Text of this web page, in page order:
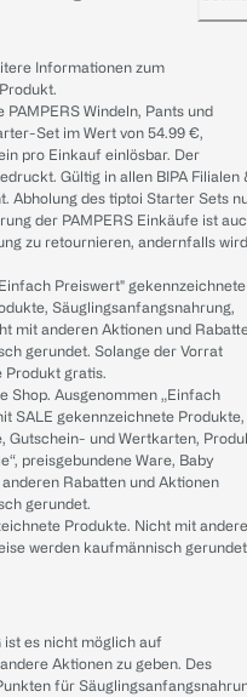
Informationen zum
Windeln, Pants und
Set im Wert von 54.99 €,
pro Einkauf einlösbar. Der
Gültig in allen BIPA Filialen
Abholung des tiptoi Starter Sets
der PAMPERS Einkäufe ist
zu retournieren, andernfalls wird
Preiswert" gekennzeichnete
Säuglingsanfangsnahrung,
mit anderen Aktionen und
gerundet. Solange der Vorrat
Produkt gratis.
Shop. Ausgenommen „Einfach
SALE gekennzeichnete Produkte,
Gutschein- und Wertkarten,
preisgebundene Ware, Baby
Rabatten und Aktionen
gerundet.
Produkte. Nicht mit
werden kaufmännisch
es nicht möglich auf
Aktionen zu geben. Des
für